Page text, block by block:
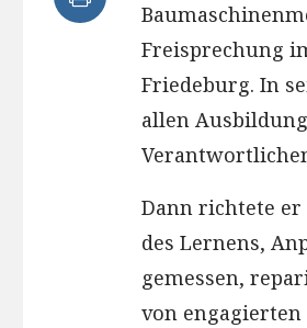
Freisprechung
Friedeburg. In
allen
Dann richtete er
des Lernens,
gemessen,
von engagierten